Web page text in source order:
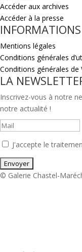
Accéder aux archives
Accéder à la presse
Mentions légales
Conditions générales
Conditions générales de
LA
Inscrivez-vous à notre
notre actualité !
J'accepte le
© Galerie Chastel-